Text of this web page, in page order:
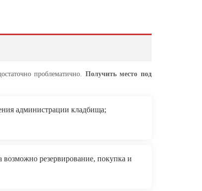
проблематично. Получить место под
администрации кладбища;
возможно резервирование, покупка и